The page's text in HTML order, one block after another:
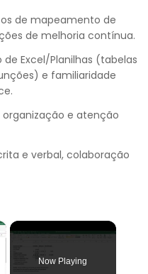
de mapeamento de
de melhoria contínua.
Excel/Planilhas (tabelas
e familiaridade
e atenção
e verbal, colaboração
Now Playing